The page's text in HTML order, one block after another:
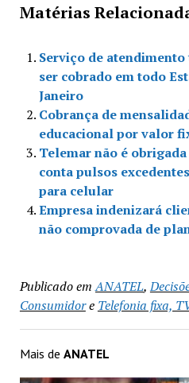
Matérias
Serviço de
ser cobrado em todo
Janeiro
Cobrança de
educacional por valor
Telemar não é
conta pulsos
para celular
Empresa indenizará
não comprovada de
Publicado em ANATEL,
Consumidore Telefonia fixa,
Mais de ANATEL